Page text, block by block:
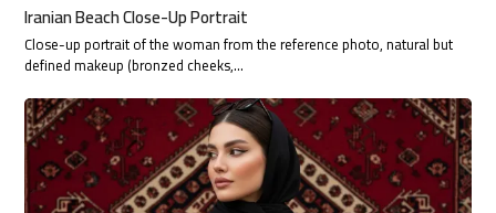
Iranian Beach Close-Up Portrait
Close-up portrait of the woman from the reference photo, natural but
defined makeup (bronzed cheeks,…